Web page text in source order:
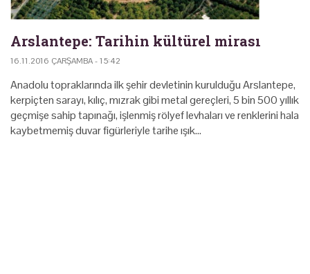
Arslantepe: Tarihin kültürel mirası
16.11.2016 ÇARŞAMBA - 15:42
Anadolu topraklarında ilk şehir devletinin kurulduğu Arslantepe,
kerpiçten sarayı, kılıç, mızrak gibi metal gereçleri, 5 bin 500 yıllık
geçmişe sahip tapınağı, işlenmiş rölyef levhaları ve renklerini hala
kaybetmemiş duvar figürleriyle tarihe ışık…